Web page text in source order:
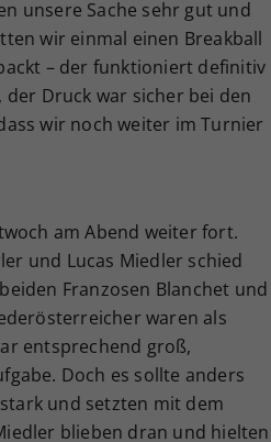
unsere Sache sehr gut und
wir einmal einen Breakball
– der funktioniert definitiv
Druck war sicher bei den
wir noch weiter im Turnier
am Abend weiter fort.
und Lucas Miedler schied
Franzosen Blanchet und
waren als
entsprechend groß,
Doch es sollte anders
und setzten mit dem
blieben dran und hielten